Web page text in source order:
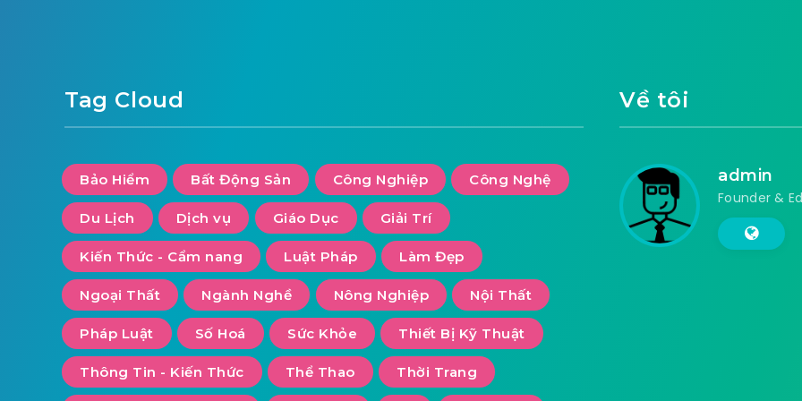
Tag Cloud
Bảo Hiểm Bất Động Sản Công Nghiệp Công Nghệ
Du Lịch Dịch vụ Giáo Dục Giải Trí
Kiến Thức - Cẩm nang Luật Pháp Làm Đẹp
Ngoại Thất Ngành Nghề Nông Nghiệp Nội Thất
Pháp Luật Số Hoá Sức Khỏe Thiết Bị Kỹ Thuật
Thông Tin - Kiến Thức Thể Thao Thời Trang
Về tôi
admin
Founder &